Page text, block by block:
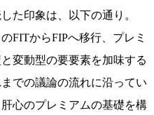
た印象は、以下の通り。
のFITからFIPへ移行、プレミ
変動型の要要素を加味する
での議論の流れに沿ってい
心のプレミアムの基礎を構